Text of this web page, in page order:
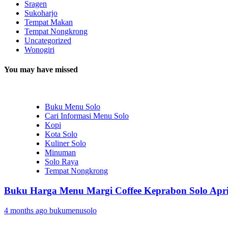
Sragen
Sukoharjo
Tempat Makan
Tempat Nongkrong
Uncategorized
Wonogiri
You may have missed
Buku Menu Solo
Cari Informasi Menu Solo
Kopi
Kota Solo
Kuliner Solo
Minuman
Solo Raya
Tempat Nongkrong
Buku Harga Menu Margi Coffee Keprabon Solo
4 months ago bukumenusolo